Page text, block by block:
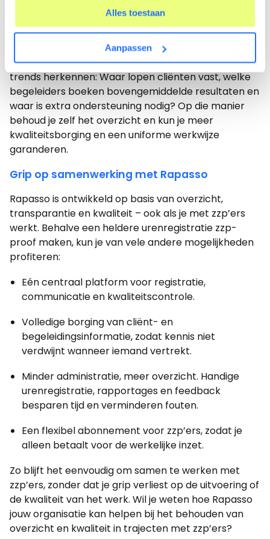
Alles toestaan
Aanpassen
feedback. Hierdoor wordt het eenvoudiger om
cliënttevredenheid te meten en onderzoeken. Maar
ook het inzicht in de prestaties per traject of zzp’er
groeit. Met de beschikbare data kun je namelijk
trends herkennen: Waar lopen cliënten vast, welke
begeleiders boeken bovengemiddelde resultaten en
waar is extra ondersteuning nodig? Op die manier
behoud je zelf het overzicht en kun je meer
kwaliteitsborging en een uniforme werkwijze
garanderen.
Grip op samenwerking met Rapasso
Rapasso is ontwikkeld op basis van overzicht,
transparantie en kwaliteit – ook als je met zzp’ers
werkt. Behalve een heldere urenregistratie zzp-
proof maken, kun je van vele andere mogelijkheden
profiteren:
Eén centraal platform voor registratie,
communicatie en kwaliteitscontrole.
Volledige borging van cliënt- en
begeleidingsinformatie, zodat kennis niet
verdwijnt wanneer iemand vertrekt.
Minder administratie, meer overzicht. Handige
urenregistratie, rapportages en feedback
besparen tijd en verminderen fouten.
Een flexibel abonnement voor zzp’ers, zodat je
alleen betaalt voor de werkelijke inzet.
Zo blijft het eenvoudig om samen te werken met
zzp’ers, zonder dat je grip verliest op de uitvoering of
de kwaliteit van het werk. Wil je weten hoe Rapasso
jouw organisatie kan helpen bij het behouden van
overzicht en kwaliteit in trajecten met zzp’ers?